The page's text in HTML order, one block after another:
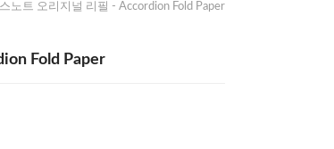
노트 오리지널 리필 - Accordion Fold Paper
Fold Paper